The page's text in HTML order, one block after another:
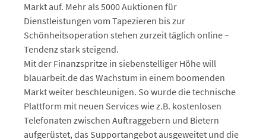
Markt auf. Mehr als 5000 Auktionen für
Dienstleistungen vom Tapezieren bis zur
Schönheitsoperation stehen zurzeit täglich online –
Tendenz stark steigend.
Mit der Finanzspritze in siebenstelliger Höhe will
blauarbeit.de das Wachstum in einem boomenden
Markt weiter beschleunigen. So wurde die technische
Plattform mit neuen Services wie z.B. kostenlosen
Telefonaten zwischen Auftraggebern und Bietern
aufgerüstet, das Supportangebot ausgeweitet und die